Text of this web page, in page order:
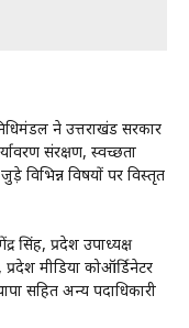
ने उत्तराखंड सरकार
संरक्षण, स्वच्छता
विभिन्न विषयों पर विस्तृत
सिंह, प्रदेश उपाध्यक्ष
मीडिया कोऑर्डिनेटर
सहित अन्य पदाधिकारी